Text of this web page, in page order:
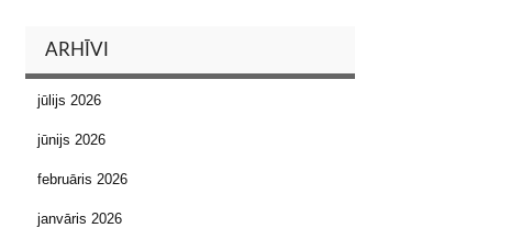
ARHĪVI
jūlijs 2026
jūnijs 2026
februāris 2026
janvāris 2026